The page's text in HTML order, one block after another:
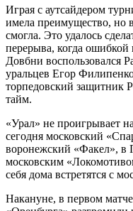
Играя с аутсайдером
имела преимущество, но
смогла. Это удалось
перерыва, когда ошибкой
Довбни воспользовался
уральцев Егор
торпедовский защитник
тайм.
«Урал» не проигрывает
сегодня московский
воронежский «Факел», в
московским
себя дома встретятся с
Накануне, в первом